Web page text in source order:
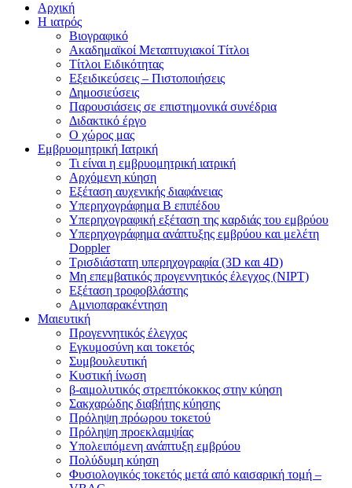
Αρχική
Η ιατρός
Βιογραφικό
Ακαδημαϊκοί Μεταπτυχιακοί Τίτλοι
Τίτλοι Ειδικότητας
Εξειδικεύσεις – Πιστοποιήσεις
Δημοσιεύσεις
Παρουσιάσεις σε επιστημονικά συνέδρια
Διδακτικό έργο
Ο χώρος μας
Εμβρυομητρική Ιατρική
Τι είναι η εμβρυομητρική ιατρική
Αρχόμενη κύηση
Εξέταση αυχενικής διαφάνειας
Υπερηχογράφημα Β επιπέδου
Υπερηχογραφική εξέταση της καρδιάς του εμβρύου
Υπερηχογράφημα ανάπτυξης εμβρύου και μελέτη
Doppler
Τρισδιάστατη υπερηχογραφία (3D και 4D)
Μη επεμβατικός προγεννητικός έλεγχος (NIPT)
Εξέταση τροφοβλάστης
Αμνιοπαρακέντηση
Μαιευτική
Προγεννητικός έλεγχος
Εγκυμοσύνη και τοκετός
Συμβουλευτική
Κυστική ίνωση
β-αιμολυτικός στρεπτόκοκκος στην κύηση
Σακχαρώδης διαβήτης κύησης
Πρόληψη πρόωρου τοκετού
Πρόληψη προεκλαμψίας
Υπολειπόμενη ανάπτυξη εμβρύου
Πολύδυμη κύηση
Φυσιολογικός τοκετός μετά από καισαρική τομή –